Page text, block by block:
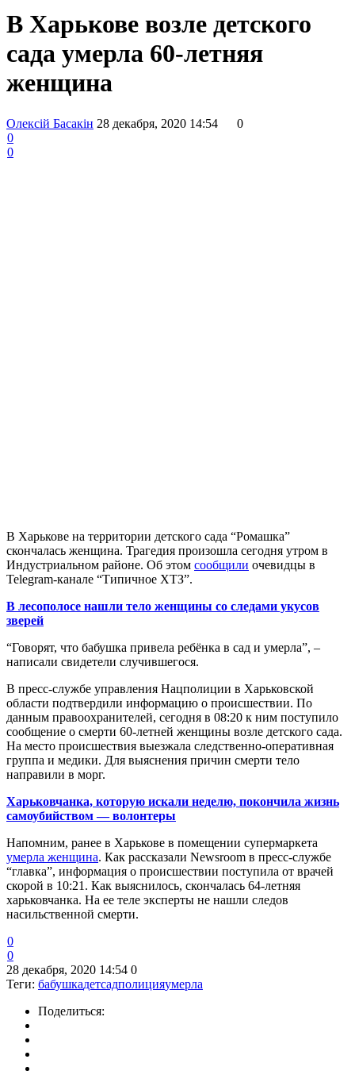
В Харькове возле детского
сада умерла 60-летняя
женщина
Олексій Басакін 28 декабря, 2020 14:54
0
0
0
В Харькове на территории детского сада “Ромашка”
скончалась женщина. Трагедия произошла сегодня утром в
Индустриальном районе. Об этом сообщили очевидцы в
Telegram-канале “Типичное ХТЗ”.
В лесополосе нашли тело женщины со следами укусов
зверей
“Говорят, что бабушка привела ребёнка в сад и умерла”, –
написали свидетели случившегося.
В пресс-службе управления Нацполиции в Харьковской
области подтвердили информацию о происшествии. По
данным правоохранителей, сегодня в 08:20 к ним поступило
сообщение о смерти 60-летней женщины возле детского сада.
На место происшествия выезжала следственно-оперативная
группа и медики. Для выяснения причин смерти тело
направили в морг.
Харьковчанка, которую искали неделю, покончила жизнь
самоубийством — волонтеры
Напомним, ранее в Харькове в помещении супермаркета
умерла женщина. Как рассказали Newsroom в пресс-службе
“главка”, информация о происшествии поступила от врачей
скорой в 10:21. Как выяснилось, скончалась 64-летняя
харьковчанка. На ее теле эксперты не нашли следов
насильственной смерти.
0
0
28 декабря, 2020 14:54 0
Теги: бабушкадетсадполицияумерла
Поделиться: